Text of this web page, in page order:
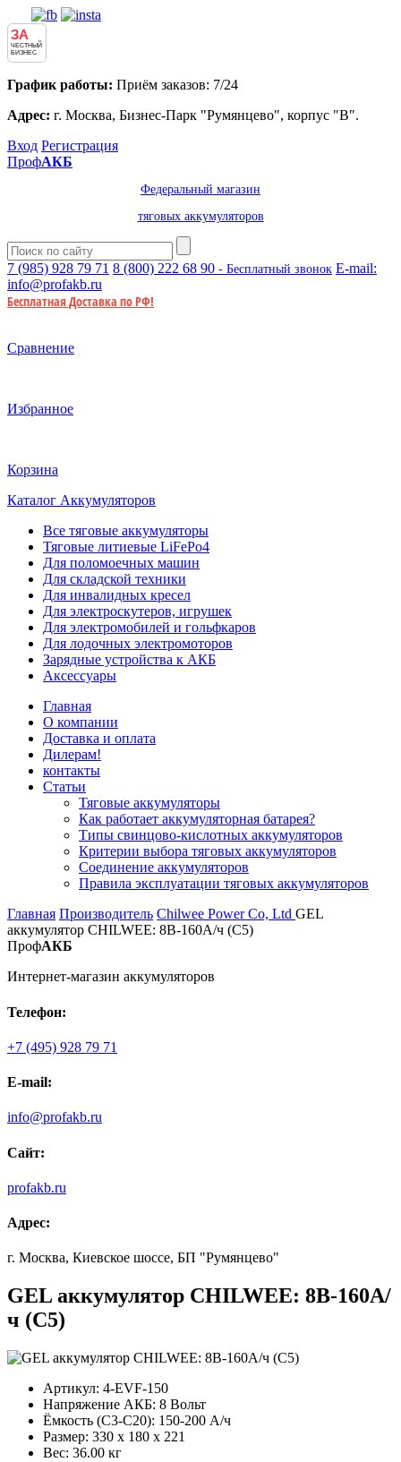
ЗА
ЧЕСТНЫЙ
БИЗНЕС
График работы: Приём заказов: 7/24
Адрес: г. Москва, Бизнес-Парк "Румянцево", корпус "В".
Вход Регистрация
ПрофАКБ
Федеральный магазин
тяговых аккумуляторов
7 (985) 928 79 71 8 (800) 222 68 90 - Бесплатный звонок E-mail:
info@profakb.ru
Бесплатная Доставка по РФ!
Сравнение
Избранное
Корзина
Каталог Аккумуляторов
Все тяговые аккумуляторы
Тяговые литиевые LiFePo4
Для поломоечных машин
Для складской техники
Для инвалидных кресел
Для электроскутеров, игрушек
Для электромобилей и гольфкаров
Для лодочных электромоторов
Зарядные устройства к АКБ
Аксессуары
Главная
О компании
Доставка и оплата
Дилерам!
контакты
Статьи
Тяговые аккумуляторы
Как работает аккумуляторная батарея?
Типы свинцово-кислотных аккумуляторов
Критерии выбора тяговых аккумуляторов
Соединение аккумуляторов
Правила эксплуатации тяговых аккумуляторов
Главная Производитель Chilwee Power Co, Ltd GEL
аккумулятор CHILWEE: 8В-160А/ч (С5)
ПрофАКБ
Интернет-магазин аккумуляторов
Телефон:
+7 (495) 928 79 71
E-mail:
info@profakb.ru
Сайт:
profakb.ru
Адрес:
г. Москва, Киевское шоссе, БП "Румянцево"
GEL аккумулятор CHILWEE: 8В-160А/
ч (С5)
Артикул: 4-EVF-150
Напряжение АКБ: 8 Вольт
Ёмкость (С3-С20): 150-200 А/ч
Размер: 330 x 180 x 221
Вес: 36.00 кг